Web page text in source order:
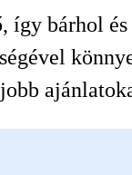
így bárhol